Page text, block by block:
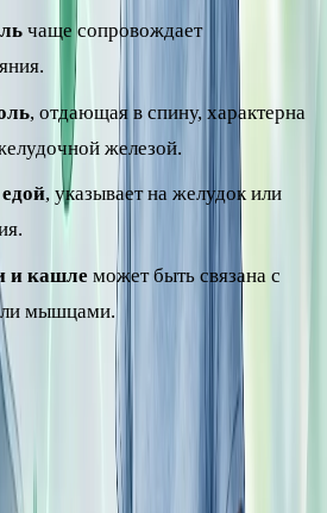
чаще сопровождает
, отдающая в спину, характерна
железой.
, указывает на желудок или
и кашле может быть связана с
мышцами.
– важный признак. Если
после жирной и обильной пищи,
здоровье пищеварения; о
читайте в отдельном